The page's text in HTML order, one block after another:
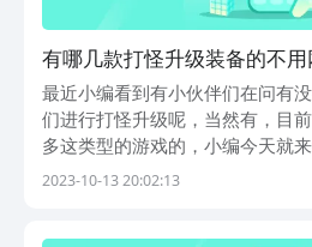
有哪几款打怪升级装备的不
迎的打怪升级的游戏分享
最近小编看到有小伙伴们在问有
们进行打怪升级呢，当然有，目
多这类型的游戏的，小编今天就
升级装备的单机游戏，这些游戏
2023-10-13 20:02:13